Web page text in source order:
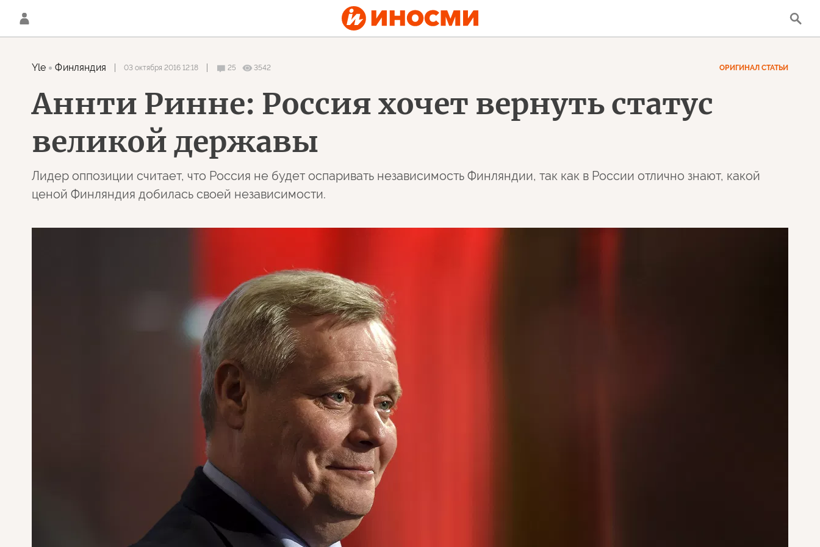
Yle Финляндия 03 октября 2016 12:18 25 3542 ОРИГИНАЛ СТАТЬИ
Аннти Ринне: Россия хочет вернуть статус
великой державы
Лидер оппозиции считает, что Россия не будет оспаривать независимость Финляндии, так как в России отлично знают, какой
ценой Финляндия добилась своей независимости.